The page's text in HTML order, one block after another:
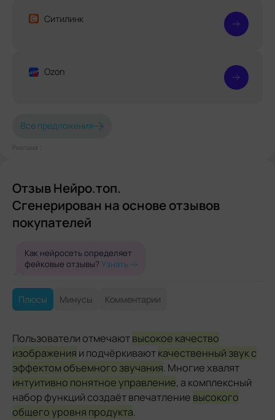
Ситилинк
Ozon
Все предложения
Реклама⋮
Отзыв Нейро.топ.
Сгенерирован на основе отзывов
покупателей
Как нейросеть определяет
фейковые отзывы? Узнать
Плюсы Минусы Комментарии
Пользователи отмечаютвысокое качество
изображения и подчёркиваюткачественный звук с
эффектом объемного звучания. Многие хвалят
интуитивно понятное управление, а комплексный
набор функций создаёт впечатление высокого
общего уровня продукта.